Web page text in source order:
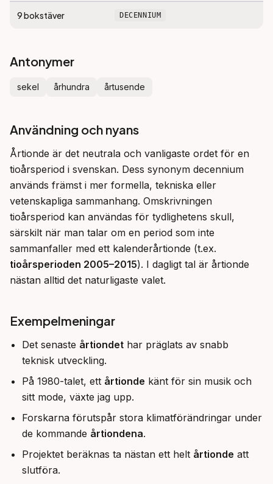
9bokstäver DECENNIUM
Antonymer
sekel århundra årtusende
Användning och nyans
Årtionde är det neutrala och vanligaste ordet för en
tioårsperiod i svenskan. Dess synonym decennium
används främst i mer formella, tekniska eller
vetenskapliga sammanhang. Omskrivningen
tioårsperiod kan användas för tydlighetens skull,
särskilt när man talar om en period som inte
tioårsperioden 2005–2015). I dagligt tal är årtionde
nästan alltid det naturligaste valet.
Exempelmeningar
Det senaste årtiondet har präglats av snabb
teknisk utveckling.
På 1980-talet, ett årtionde känt för sin musik och
sitt mode, växte jag upp.
Forskarna förutspår stora klimatförändringar under
de kommande årtiondena.
Projektet beräknas ta nästan ett helt årtionde att
slutföra.